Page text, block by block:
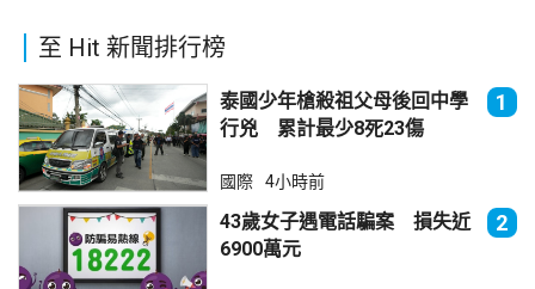
至 Hit 新聞排行榜
泰國少年槍殺祖父母後回中學
行兇 累計最少8死23傷
1
國際 4小時前
43歲女子遇電話騙案 損失近
6900萬元
2